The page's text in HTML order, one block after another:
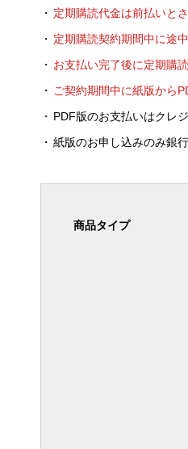
定期購読代金は前払いと
定期購読契約期間中に途
お支払い完了後に定期購
ご契約期間中に紙版から
PDF版のお支払いはクレ
紙版のお申し込みのみ銀
商品タイプ